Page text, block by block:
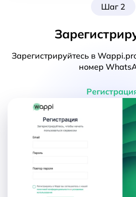
Шаг 2
Зарегистрируйтесь в
номер